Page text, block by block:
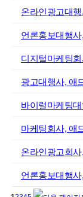
온라인광고대
언론홍보대행
디지털마케팅
광고대행사, 애
바이럴마케팅
마케팅회사, 애
온라인광고회
언론홍보대행